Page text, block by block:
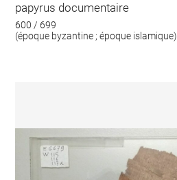
papyrus documentaire
600 / 699
(époque byzantine ; époque islamique)